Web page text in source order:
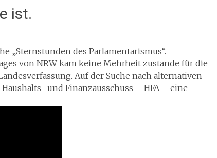
ist.
„Sternstunden des Parlamentarismus“.
von NRW kam keine Mehrheit zustande für die
Auf der Suche nach alternativen
und Finanzausschuss – HFA – eine